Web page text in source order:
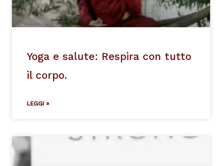
Yoga e salute: Respira con tutto
il corpo.
LEGGI »